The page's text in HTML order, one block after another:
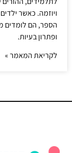
ויוזמה. כאשר
הספר, הם לומדים
ופתרון בעיות.
לקריאת המאמר »